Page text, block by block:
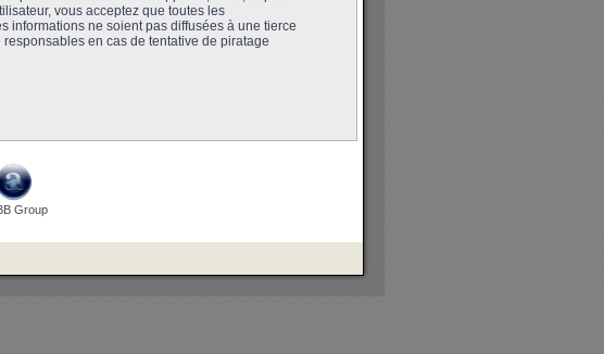
vous acceptez que toutes les
informations ne soient pas diffusées à une tierce
en cas de tentative de piratage
Group